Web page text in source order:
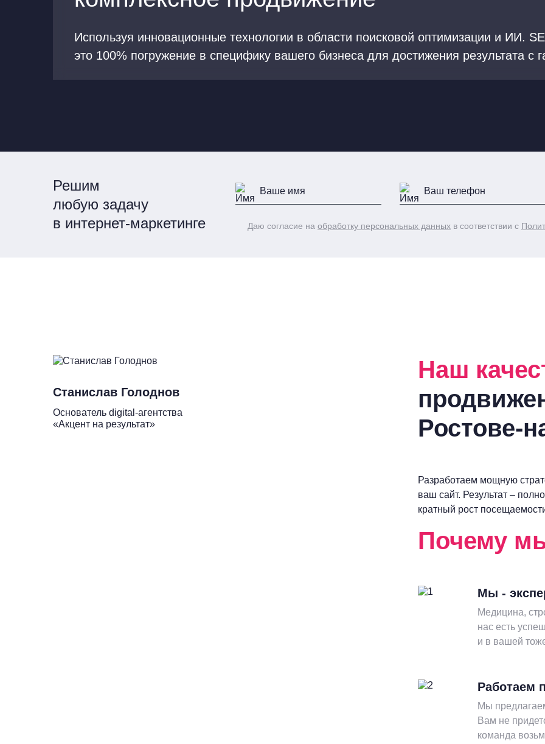
Используя инновационные технологии в области поисковой оптимизации и ИИ.
это 100% погружение в специфику вашего бизнеса для достижения результата с
Решим
любую задачу
в интернет-маркетинге
Даю согласие на обработку персональных данных в соответствии с
Станислав Голоднов
Основатель digital-агентства
«Акцент на результат»
Наш
Ростове-
Разработаем мощную
ваш сайт. Результат –
кратный рост
Почему
Мы -
Медицина,
нас есть
и в вашей
Работаем
Мы
Вам не
команда